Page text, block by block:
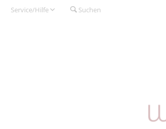
Service/Hilfe Suchen